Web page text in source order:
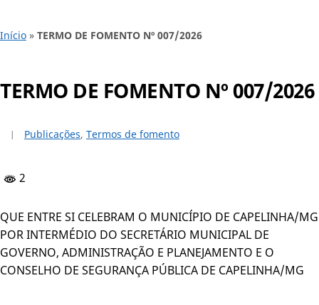
Início » TERMO DE FOMENTO Nº 007/2026
TERMO DE FOMENTO Nº 007/2026
Publicações, Termos de fomento
2
QUE ENTRE SI CELEBRAM O MUNICÍPIO DE CAPELINHA/MG
POR INTERMÉDIO DO SECRETÁRIO MUNICIPAL DE
GOVERNO, ADMINISTRAÇÃO E PLANEJAMENTO E O
CONSELHO DE SEGURANÇA PÚBLICA DE CAPELINHA/MG